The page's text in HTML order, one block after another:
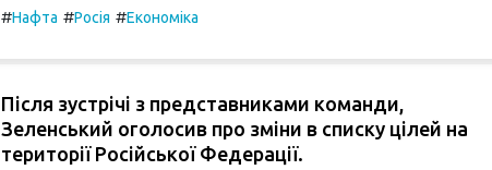
#Нафта #Росія #Економіка
Після зустрічі з представниками команди,
Зеленський оголосив про зміни в списку цілей на
території Російської Федерації.